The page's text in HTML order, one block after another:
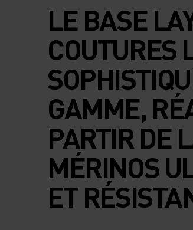
LE BASE
COUTURES
GAMME,
PARTIR DE
MÉRINOS
ET